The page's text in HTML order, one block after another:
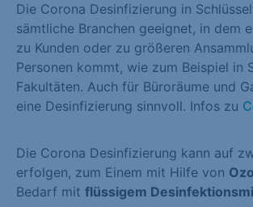
Die Corona Desinfizierung in
sämtliche Branchen geeignet, in dem
zu Kunden oder zu größeren
Personen kommt, wie zum Beispiel in
Fakultäten. Auch für Büroräume und
eine Desinfizierung sinnvoll. Infos zu
Die Corona Desinfizierung kann auf
erfolgen, zum Einem mit Hilfe von
Bedarf mit flüssigem